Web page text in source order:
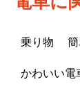
乗り物
かわいい電